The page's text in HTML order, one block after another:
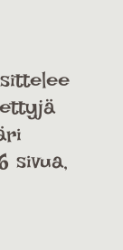
sivua,